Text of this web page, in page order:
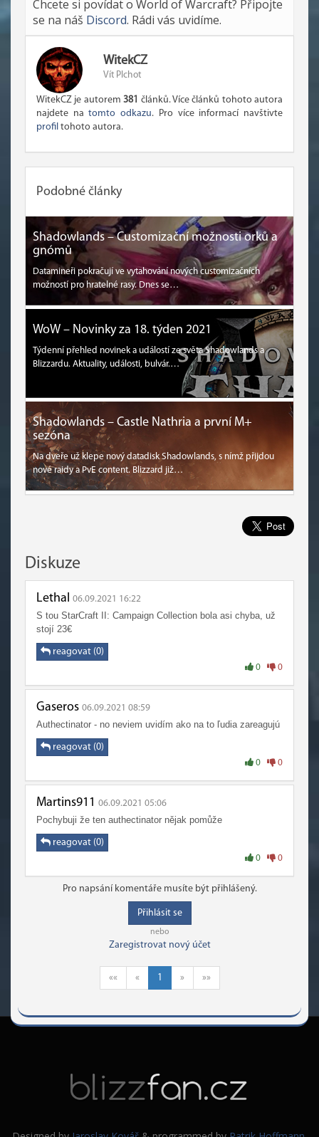
Chcete si povídat o World of Warcraft? Připojte
se na náš Discord. Rádi vás uvidíme.
WitekCZ
Vít Plchot
WitekCZ je autorem381 článků. Více článků tohoto autora
najdete natomto odkazu. Pro více informací navštivte
profil tohoto autora.
Podobné články
Shadowlands – Customizační možnosti orků a
gnómů
Datamineři pokračují ve vytahování nových customizačních
možností pro hratelné rasy. Dnes se…
WoW – Novinky za 18. týden 2021
Týdenní přehled novinek a událostí ze světa Shadowlands a
Blizzardu. Aktuality, události, bulvár.…
Shadowlands – Castle Nathria a první M+
sezóna
Na dveře už klepe nový datadisk Shadowlands, s nímž přijdou
nové raidy a PvE content. Blizzard již…
Diskuze
Lethal 06.09.2021 16:22
S tou StarCraft II: Campaign Collection bola asi chyba, už
stojí 23€
reagovat (0)
0 0
Gaseros 06.09.2021 08:59
Authectinator - no neviem uvidím ako na to ľudia zareagujú
reagovat (0)
0 0
Martins911 06.09.2021 05:06
Pochybuji že ten authectinator nějak pomůže
reagovat (0)
0 0
Pro napsání komentáře musíte být přihlášený.
Přihlásit se
nebo
Zaregistrovat nový účet
«« « 1 » »»